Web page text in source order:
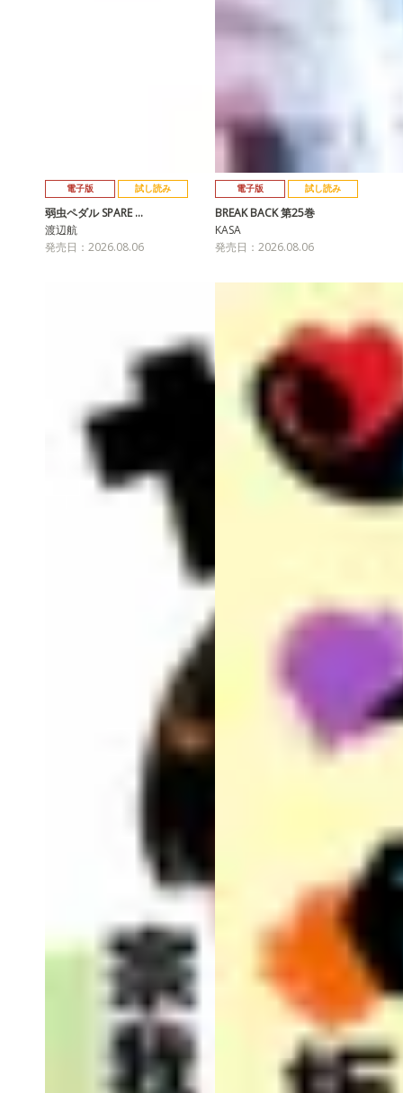
電子版 試し読み
弱虫ペダル SPARE …
渡辺航
発売日：2026.08.06
電子版 試し読み
BREAK BACK 第25巻
KASA
発売日：2026.08.06